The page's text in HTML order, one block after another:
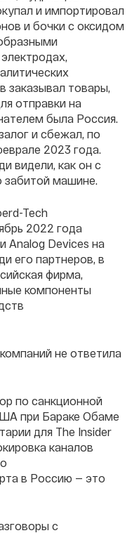
и импортировал
и бочки с оксидом
заказывал товары,
отправки на
была Россия.
и сбежал, по
2023 года.
видели, как он с
забитой машине.
Tech
2022 года
Analog Devices на
его партнеров, в
фирма,
компоненты
не ответила
по санкционной
при Бараке Обаме
для The Insider
каналов
в Россию — это
с